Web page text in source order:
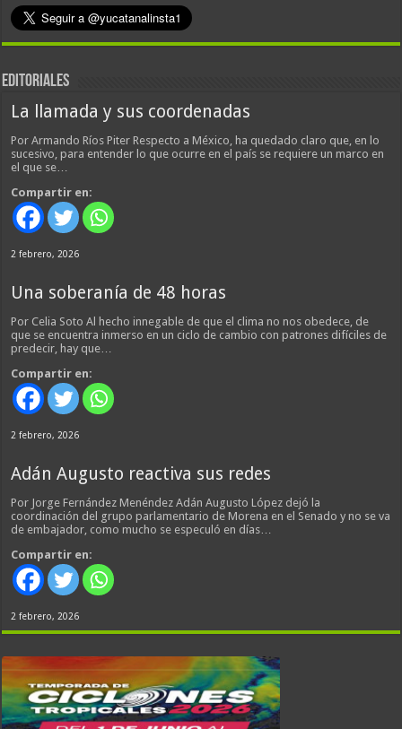
EDITORIALES
La llamada y sus coordenadas
Por Armando Ríos Piter Respecto a México, ha quedado claro que, en lo
sucesivo, para entender lo que ocurre en el país se requiere un marco en
el que se…
Compartir en:
2 febrero, 2026
Una soberanía de 48 horas
Por Celia Soto Al hecho innegable de que el clima no nos obedece, de
que se encuentra inmerso en un ciclo de cambio con patrones difíciles de
predecir, hay que…
Compartir en:
2 febrero, 2026
Adán Augusto reactiva sus redes
Por Jorge Fernández Menéndez Adán Augusto López dejó la
coordinación del grupo parlamentario de Morena en el Senado y no se va
de embajador, como mucho se especuló en días…
Compartir en:
2 febrero, 2026